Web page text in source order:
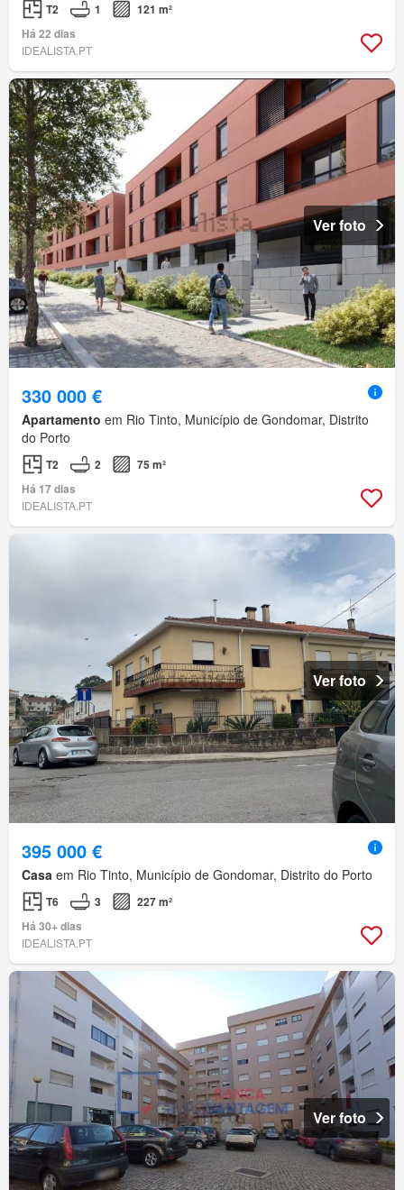
T2 1
121 m²
Há 22 dias
IDEALISTA.PT
Ver foto
330 000 €
Apartamento em Rio Tinto, Município de Gondomar, Distrito
do Porto
T2 2
75 m²
Há 17 dias
IDEALISTA.PT
Ver foto
395 000 €
Casa em Rio Tinto, Município de Gondomar, Distrito do Porto
T6 3
227 m²
Há 30+ dias
IDEALISTA.PT
Ver foto